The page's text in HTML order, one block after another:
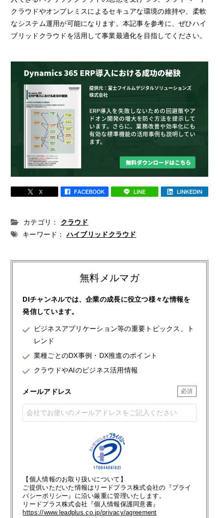
クラウドやオンプレミスによるセキュアな環境の維持や、柔軟
なシステム運用が可能になります。本記事を参考に、ぜひハイ
ブリッドクラウドを活用して事業最適化を目指してください。
カテゴリ：
クラウド
キーワード：
ハイブリッドクラウド
無料メルマガ
DIチャンネルでは、企業の成長に役立つ様々な情報を
発信しています。
ビジネスアプリケーション等の重要トピックス、ト
レンド
業種ごとのDX事例・DX推進のポイント
クラウドやAIのビジネス活用情報
メールアドレス
【個人情報のお取り扱いについて】
ご提供いただいた情報はリードプラス株式会社の『プライ
バシーポリシー』に沿い厳重に管理いたします。
リードプラス株式会社『個人情報保護同意書』
https://www.leadplus.co.jp/privacy/agreement